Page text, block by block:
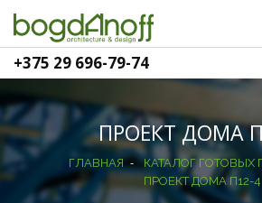
+375 29 696-79-74
ПРОЕКТ ДОМА
ГЛАВНАЯ - КАТАЛОГ ГОТОВЫХ
ПРОЕКТ ДОМА П12-4